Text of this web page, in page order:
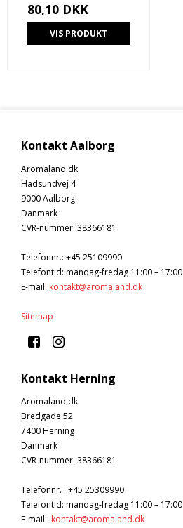
80,10 DKK
VIS PRODUKT
Kontakt Aalborg
Aromaland.dk
Hadsundvej 4
9000 Aalborg
Danmark
CVR-nummer: 38366181
Telefonnr.: +45 25109990
Telefontid: mandag-fredag 11:00 – 17:00
E-mail: kontakt@aromaland.dk
Sitemap
Kontakt Herning
Aromaland.dk
Bredgade 52
7400 Herning
Danmark
CVR-nummer: 38366181
Telefonnr. : +45 25309990
Telefontid: mandag-fredag 11:00 – 17:00
E-mail : kontakt@aromaland.dk